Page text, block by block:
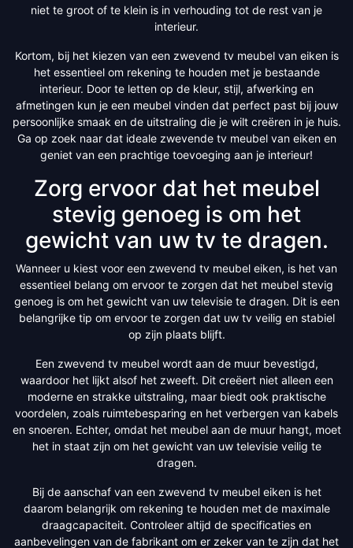
niet te groot of te klein is in verhouding tot de rest van je
interieur.
Kortom, bij het kiezen van een zwevend tv meubel van eiken is
het essentieel om rekening te houden met je bestaande
interieur. Door te letten op de kleur, stijl, afwerking en
afmetingen kun je een meubel vinden dat perfect past bij jouw
persoonlijke smaak en de uitstraling die je wilt creëren in je huis.
Ga op zoek naar dat ideale zwevende tv meubel van eiken en
geniet van een prachtige toevoeging aan je interieur!
Zorg ervoor dat het meubel
stevig genoeg is om het
gewicht van uw tv te dragen.
Wanneer u kiest voor een zwevend tv meubel eiken, is het van
essentieel belang om ervoor te zorgen dat het meubel stevig
genoeg is om het gewicht van uw televisie te dragen. Dit is een
belangrijke tip om ervoor te zorgen dat uw tv veilig en stabiel
op zijn plaats blijft.
Een zwevend tv meubel wordt aan de muur bevestigd,
waardoor het lijkt alsof het zweeft. Dit creëert niet alleen een
moderne en strakke uitstraling, maar biedt ook praktische
voordelen, zoals ruimtebesparing en het verbergen van kabels
en snoeren. Echter, omdat het meubel aan de muur hangt, moet
het in staat zijn om het gewicht van uw televisie veilig te
dragen.
Bij de aanschaf van een zwevend tv meubel eiken is het
daarom belangrijk om rekening te houden met de maximale
draagcapaciteit. Controleer altijd de specificaties en
aanbevelingen van de fabrikant om er zeker van te zijn dat het